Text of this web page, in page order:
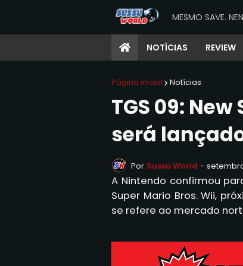
MESMO SAVE.
NOTÍCIAS REVIEW
Página inicial Notícias
TGS 09:
será
Por Sussu World -
A Nintendo confirmou
Super Mario Bros. Wii,
se refere ao mercado